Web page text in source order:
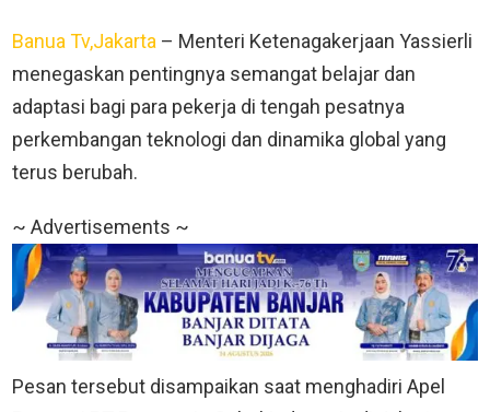
Banua Tv,Jakarta – Menteri Ketenagakerjaan Yassierli
menegaskan pentingnya semangat belajar dan
adaptasi bagi para pekerja di tengah pesatnya
perkembangan teknologi dan dinamika global yang
terus berubah.
~ Advertisements ~
Pesan tersebut disampaikan saat menghadiri Apel